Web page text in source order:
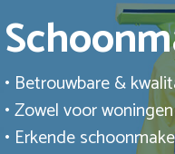
• Betrouwbare &
• Zowel voor
• Erkende